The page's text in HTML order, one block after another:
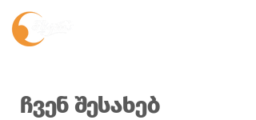
ჩვენ შესახებ